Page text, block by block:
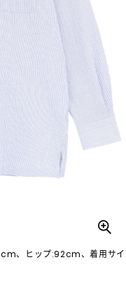
、ヒップ:92cm、着用サイ